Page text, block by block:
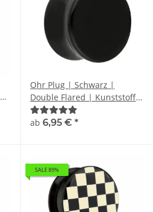
Ohr Plug | Schwarz |
Double Flared | Kunststoff /
Acryl
ab 6,95 € *
SALE 89%